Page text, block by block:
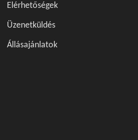
Elérhetőségek
Üzenetküldés
Állásajánlatok